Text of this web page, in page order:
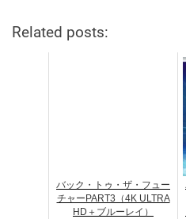
Related posts:
バック・トゥ・ザ・フュー
チャーPART3（4K ULTRA
HD＋ブルーレイ）